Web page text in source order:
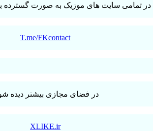
در تمامی سایت های موزیک به صورت گسترده به
T.me/FKcontact
در فضای مجازی بیشتر دیده
XLIKE.ir